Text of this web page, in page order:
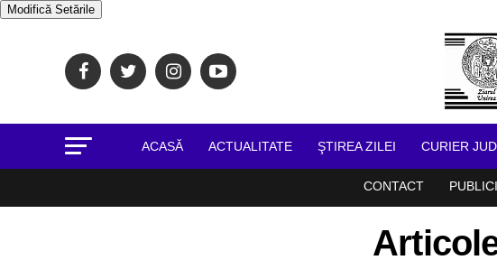
Modifică Setările
ACASĂ ACTUALITATE ŞTIREA ZILEI CURIER
CONTACT